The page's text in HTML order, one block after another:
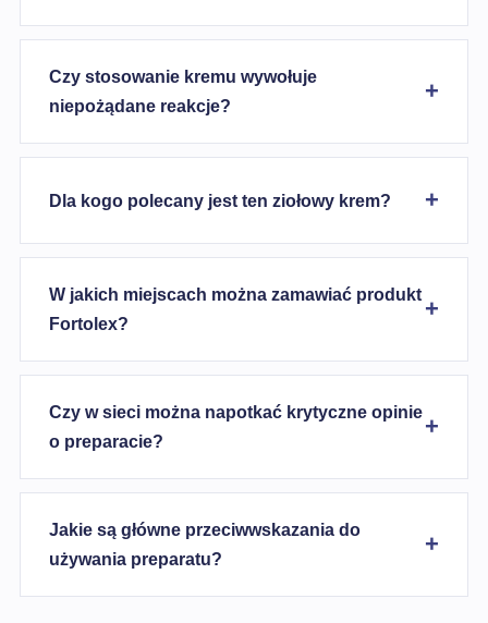
Czy stosowanie kremu wywołuje
niepożądane reakcje?
Dla kogo polecany jest ten ziołowy krem?
W jakich miejscach można zamawiać produkt
Fortolex?
Czy w sieci można napotkać krytyczne opinie
o preparacie?
Jakie są główne przeciwwskazania do
używania preparatu?